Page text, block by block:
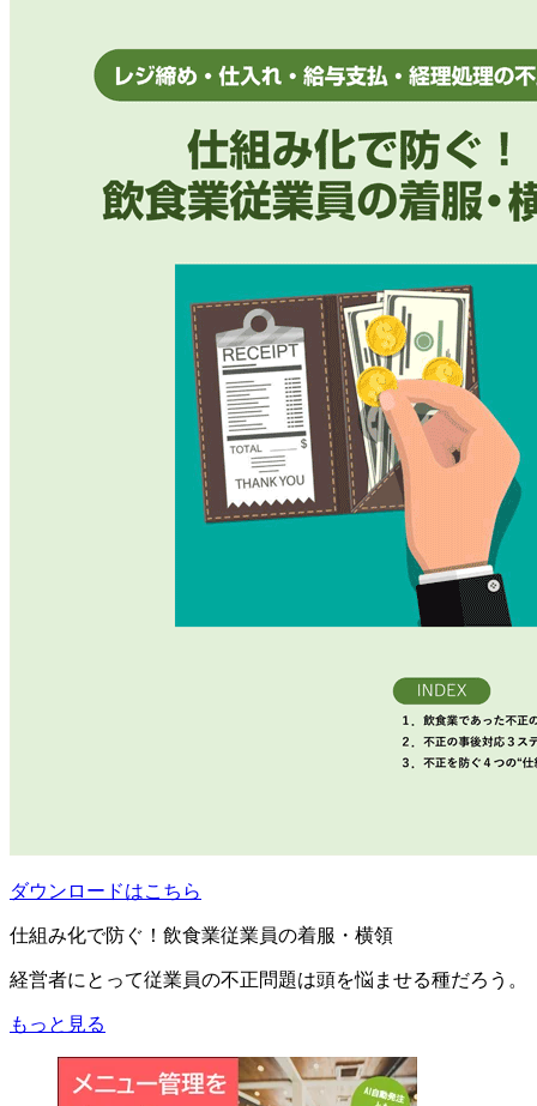
ダウンロードはこちら
仕組み化で防ぐ！飲食業従業員の着服・横領
経営者にとって従業員の不正問題は頭を悩ませる種だろう。
もっと見る